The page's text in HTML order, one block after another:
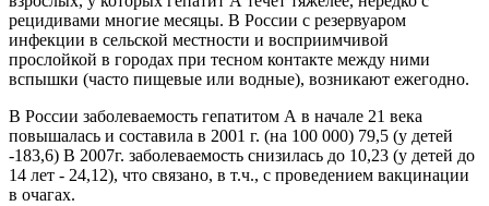
рецидивами многие месяцы. В России с резервуаром
инфекции в сельской местности и восприимчивой
прослойкой в городах при тесном контакте между ними
вспышки (часто пищевые или водные), возникают ежегодно.
В России заболеваемость гепатитом А в начале 21 века
повышалась и составила в 2001 г. (на 100 000) 79,5 (у детей
-183,6) В 2007г. заболеваемость снизилась до 10,23 (у детей до
14 лет - 24,12), что связано, в т.ч., с проведением вакцинации
в очагах.